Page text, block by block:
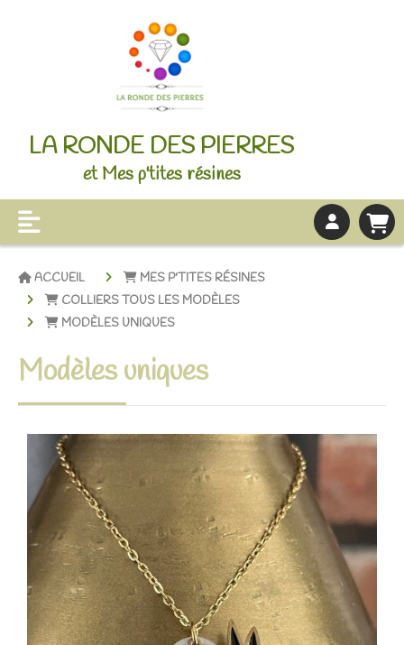
LA RONDE DES PIERRES
et Mes p'tites résines
ACCUEIL
MES P'TITES RÉSINES
COLLIERS TOUS LES MODÈLES
MODÈLES UNIQUES
Modèles uniques